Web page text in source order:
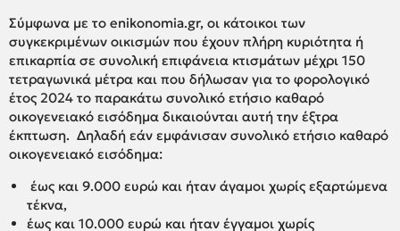
Σύμφωνα με το enikonomia.gr, οι κάτοικοι των
συγκεκριμένων οικισμών που έχουν πλήρη κυριότητα ή
επικαρπία σε συνολική επιφάνεια κτισμάτων μέχρι 150
τετραγωνικά μέτρα και που δήλωσαν για το φορολογικό
έτος 2024 το παρακάτω συνολικό ετήσιο καθαρό
οικογενειακό εισόδημα δικαιούνται αυτή την έξτρα
έκπτωση. Δηλαδή εάν εμφάνισαν συνολικό ετήσιο καθαρό
οικογενειακό εισόδημα:
έως και 9.000 ευρώ και ήταν άγαμοι χωρίς εξαρτώμενα
τέκνα,
έως και 10.000 ευρώ και ήταν έγγαμοι χωρίς